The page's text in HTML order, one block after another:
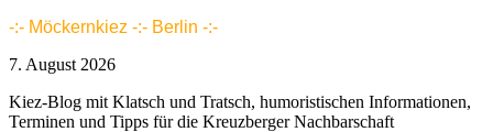
-:- Möckernkiez -:- Berlin -:-
7. August 2026
Kiez-Blog mit Klatsch und Tratsch, humoristischen Informationen,
Terminen und Tipps für die Kreuzberger Nachbarschaft